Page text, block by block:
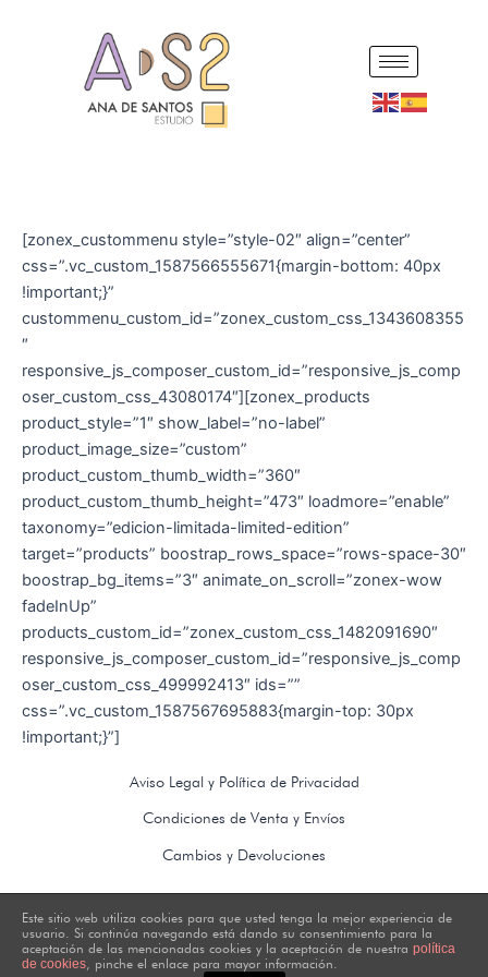
[zonex_custommenu style=”style-02″ align=”center”
css=”.vc_custom_1587566555671{margin-bottom: 40px
!important;}”
custommenu_custom_id=”zonex_custom_css_1343608355
″
responsive_js_composer_custom_id=”responsive_js_comp
oser_custom_css_43080174″][zonex_products
product_style=”1″ show_label=”no-label”
product_image_size=”custom”
product_custom_thumb_width=”360″
product_custom_thumb_height=”473″ loadmore=”enable”
taxonomy=”edicion-limitada-limited-edition”
target=”products” boostrap_rows_space=”rows-space-30″
boostrap_bg_items=”3″ animate_on_scroll=”zonex-wow
fadeInUp”
products_custom_id=”zonex_custom_css_1482091690″
responsive_js_composer_custom_id=”responsive_js_comp
oser_custom_css_499992413″ ids=””
css=”.vc_custom_1587567695883{margin-top: 30px
!important;}”]
Aviso Legal y Política de Privacidad
Condiciones de Venta y Envíos
Cambios y Devoluciones
as2_interiores as2_3d
Este sitio web utiliza cookies para que usted tenga la mejor experiencia de
usuario. Si continúa navegando está dando su consentimiento para la
aceptación de las mencionadas cookies y la aceptación de nuestra política
de cookies, pinche el enlace para mayor información.